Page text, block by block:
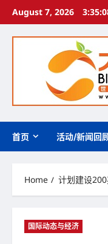
Skip
content
August 7, 2026
首页 活动/新闻回
Home 计划建设
国际动态与经济